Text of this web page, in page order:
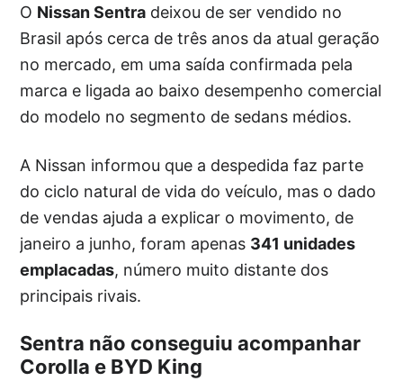
O Nissan Sentra deixou de ser vendido no
Brasil após cerca de três anos da atual geração
no mercado, em uma saída confirmada pela
marca e ligada ao baixo desempenho comercial
do modelo no segmento de sedans médios.
A Nissan informou que a despedida faz parte
do ciclo natural de vida do veículo, mas o dado
de vendas ajuda a explicar o movimento, de
janeiro a junho, foram apenas 341 unidades
emplacadas, número muito distante dos
principais rivais.
Sentra não conseguiu acompanhar
Corolla e BYD King